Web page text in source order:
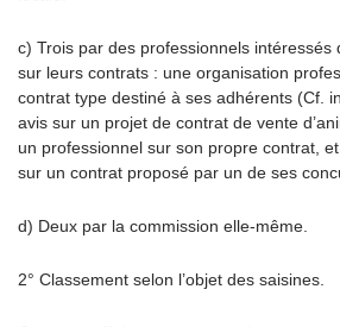
c) Trois par des professionnels intéressés
sur leurs contrats : une organisation
contrat type destiné à ses adhérents (Cf.
avis sur un projet de contrat de vente
un professionnel sur son propre contrat,
sur un contrat proposé par un de ses
d) Deux par la commission elle-même.
2° Classement selon l’objet des saisines.